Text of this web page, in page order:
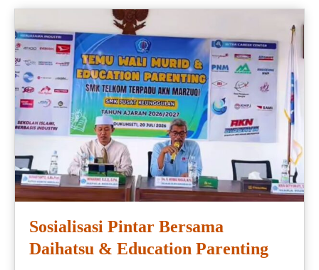
Sosialisasi Pintar Bersama
Daihatsu & Education Parenting